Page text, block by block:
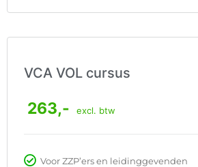
VCA VOL cursus
263,- excl. btw
Voor ZZP’ers en leidinggevenden